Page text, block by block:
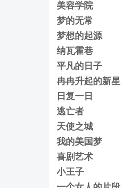
美容学院
梦的无常
梦想的起源
纳瓦霍巷
平凡的日子
冉冉升起的新星
日复一日
逃亡者
天使之城
我的美国梦
喜剧艺术
小王子